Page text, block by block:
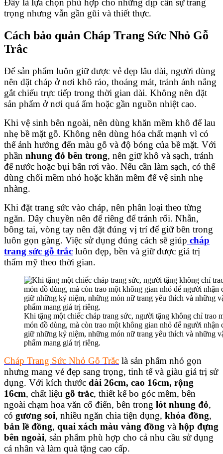
Đây là lựa chọn phù hợp cho những dịp cần sự trang
trọng nhưng vẫn gần gũi và thiết thực.
Cách bảo quản Cháp Trang Sức Nhỏ Gỗ
Trắc
Để sản phẩm luôn giữ được vẻ đẹp lâu dài, người dùng
nên đặt cháp ở nơi khô ráo, thoáng mát, tránh ánh nắng
gắt chiếu trực tiếp trong thời gian dài. Không nên đặt
sản phẩm ở nơi quá ẩm hoặc gần nguồn nhiệt cao.
Khi vệ sinh bên ngoài, nên dùng khăn mềm khô để lau
nhẹ bề mặt gỗ. Không nên dùng hóa chất mạnh vì có
thể ảnh hưởng đến màu gỗ và độ bóng của bề mặt. Với
phần nhung đỏ bên trong, nên giữ khô và sạch, tránh
để nước hoặc bụi bẩn rơi vào. Nếu cần làm sạch, có thể
dùng chổi mềm nhỏ hoặc khăn mềm để vệ sinh nhẹ
nhàng.
Khi đặt trang sức vào cháp, nên phân loại theo từng
ngăn. Dây chuyền nên để riêng để tránh rối. Nhẫn,
bông tai, vòng tay nên đặt đúng vị trí để giữ bên trong
luôn gọn gàng. Việc sử dụng đúng cách sẽ giúp cháp
trang sức gỗ trắc luôn đẹp, bền và giữ được giá trị
thẩm mỹ theo thời gian.
Khi tặng một chiếc cháp trang sức, người tặng không chỉ trao
món đồ dùng, mà còn trao một không gian nhỏ để người nhận
giữ những kỷ niệm, những món nữ trang yêu thích và những
phẩm mang giá trị riêng.
Cháp Trang Sức Nhỏ Gỗ Trắc là sản phẩm nhỏ gọn
nhưng mang vẻ đẹp sang trọng, tinh tế và giàu giá trị sử
dụng. Với kích thước dài 26cm, cao 16cm, rộng
16cm, chất liệu gỗ trắc, thiết kế bo góc mềm, bên
ngoài chạm hoa văn cổ điển, bên trong lót nhung đỏ,
có gương soi, nhiều ngăn chia tiện dụng, khóa đồng,
bản lề đồng, quai xách màu vàng đồng và hộp đựng
bên ngoài, sản phẩm phù hợp cho cả nhu cầu sử dụng
cá nhân và làm quà tặng cao cấp.